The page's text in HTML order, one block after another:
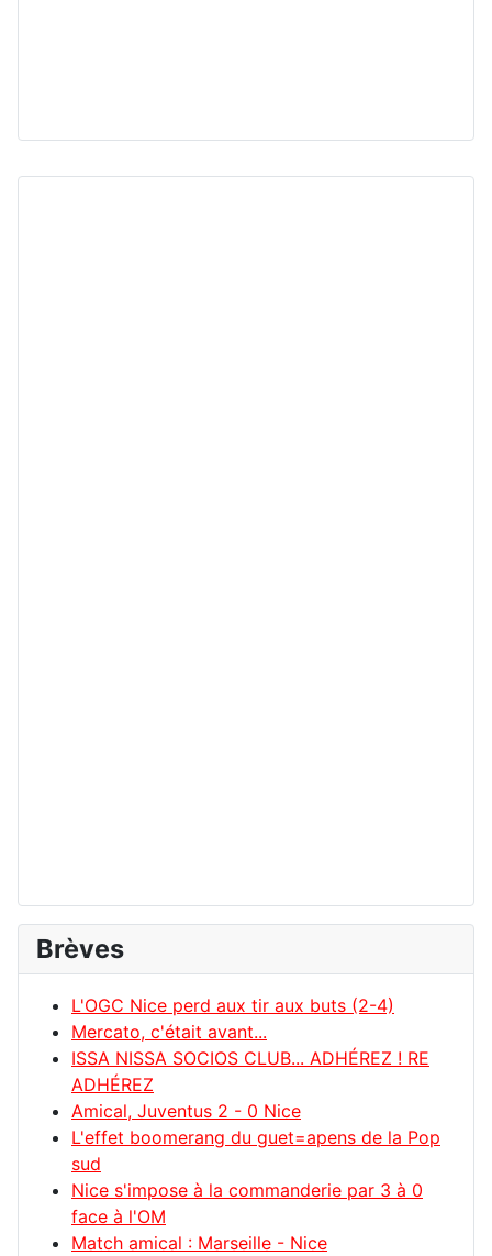
Brèves
L'OGC Nice perd aux tir aux buts (2-4)
Mercato, c'était avant...
ISSA NISSA SOCIOS CLUB... ADHÉREZ ! RE
ADHÉREZ
Amical, Juventus 2 - 0 Nice
L'effet boomerang du guet=apens de la Pop
sud
Nice s'impose à la commanderie par 3 à 0
face à l'OM
Match amical : Marseille - Nice